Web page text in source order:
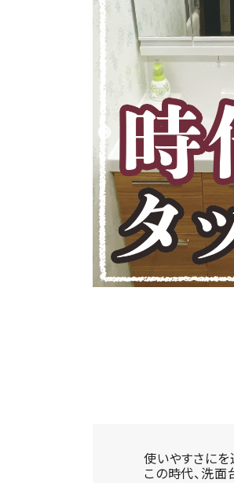
使いやすさに
この時代、洗面